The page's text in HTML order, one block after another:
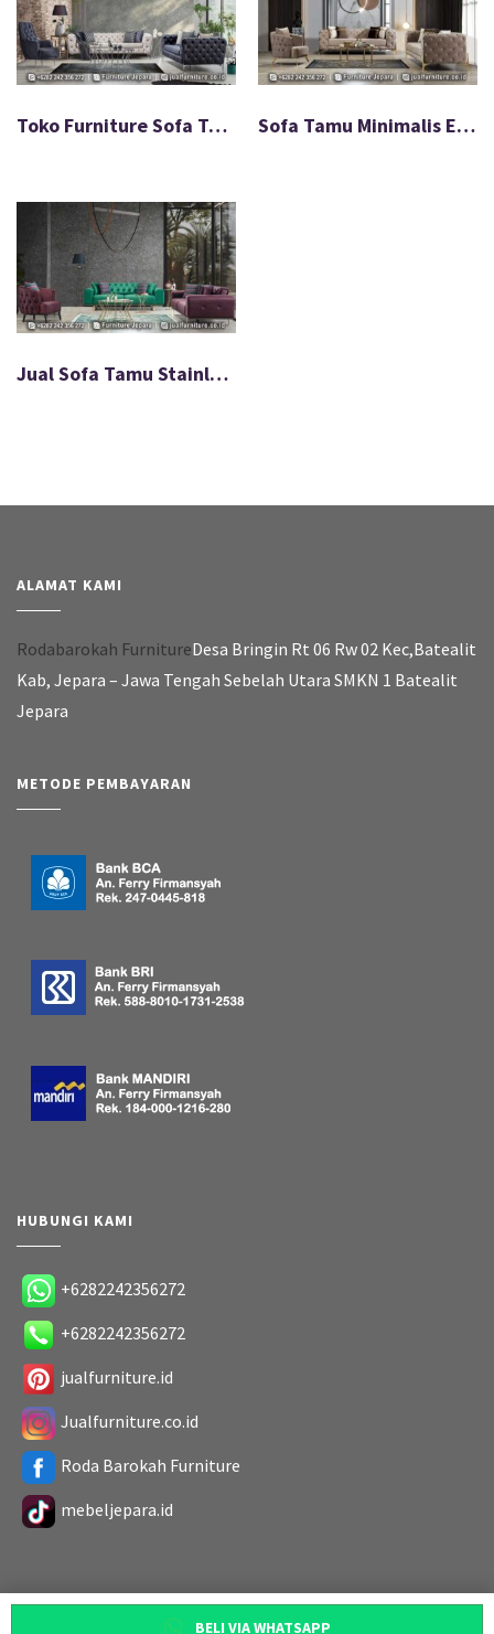
BELI VIA WHATSAPP
Toko Furniture Sofa Tamu Stainless Terbaru Modern FS-007 Sofa Tamu Minimalis Ellequeen Stainless Full Smoke FS-032
Jual Sofa Tamu Stainless Chester Terbaru 2025 FS-002
ALAMAT KAMI
Rodabarokah FurnitureDesa Bringin Rt 06 Rw 02 Kec,Batealit
Kab, Jepara – Jawa Tengah Sebelah Utara SMKN 1 Batealit
Jepara
METODE PEMBAYARAN
HUBUNGI KAMI
+6282242356272
+6282242356272
jualfurniture.id
Jualfurniture.co.id
Roda Barokah Furniture
mebeljepara.id